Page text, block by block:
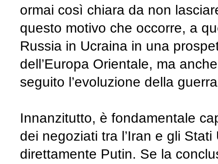
ormai così chiara da non
questo motivo che occorre, a
Russia in Ucraina in una
dell’Europa Orientale, ma
seguito l’evoluzione della
Innanzitutto, è fondamentale
dei negoziati tra l’Iran e gli
direttamente Putin. Se la